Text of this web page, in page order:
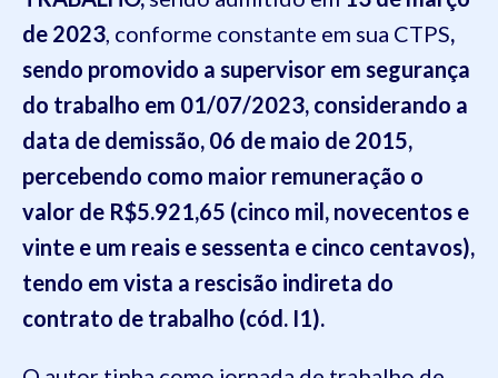
de 2023, conforme constante em sua CTPS,
sendo promovido a supervisor em segurança
do trabalho em 01/07/2023, considerando a
data de demissão, 06 de maio de 2015,
percebendo como maior remuneração o
valor de R$5.921,65 (cinco mil, novecentos e
vinte e um reais e sessenta e cinco centavos),
tendo em vista a rescisão indireta do
contrato de trabalho (cód. I1).